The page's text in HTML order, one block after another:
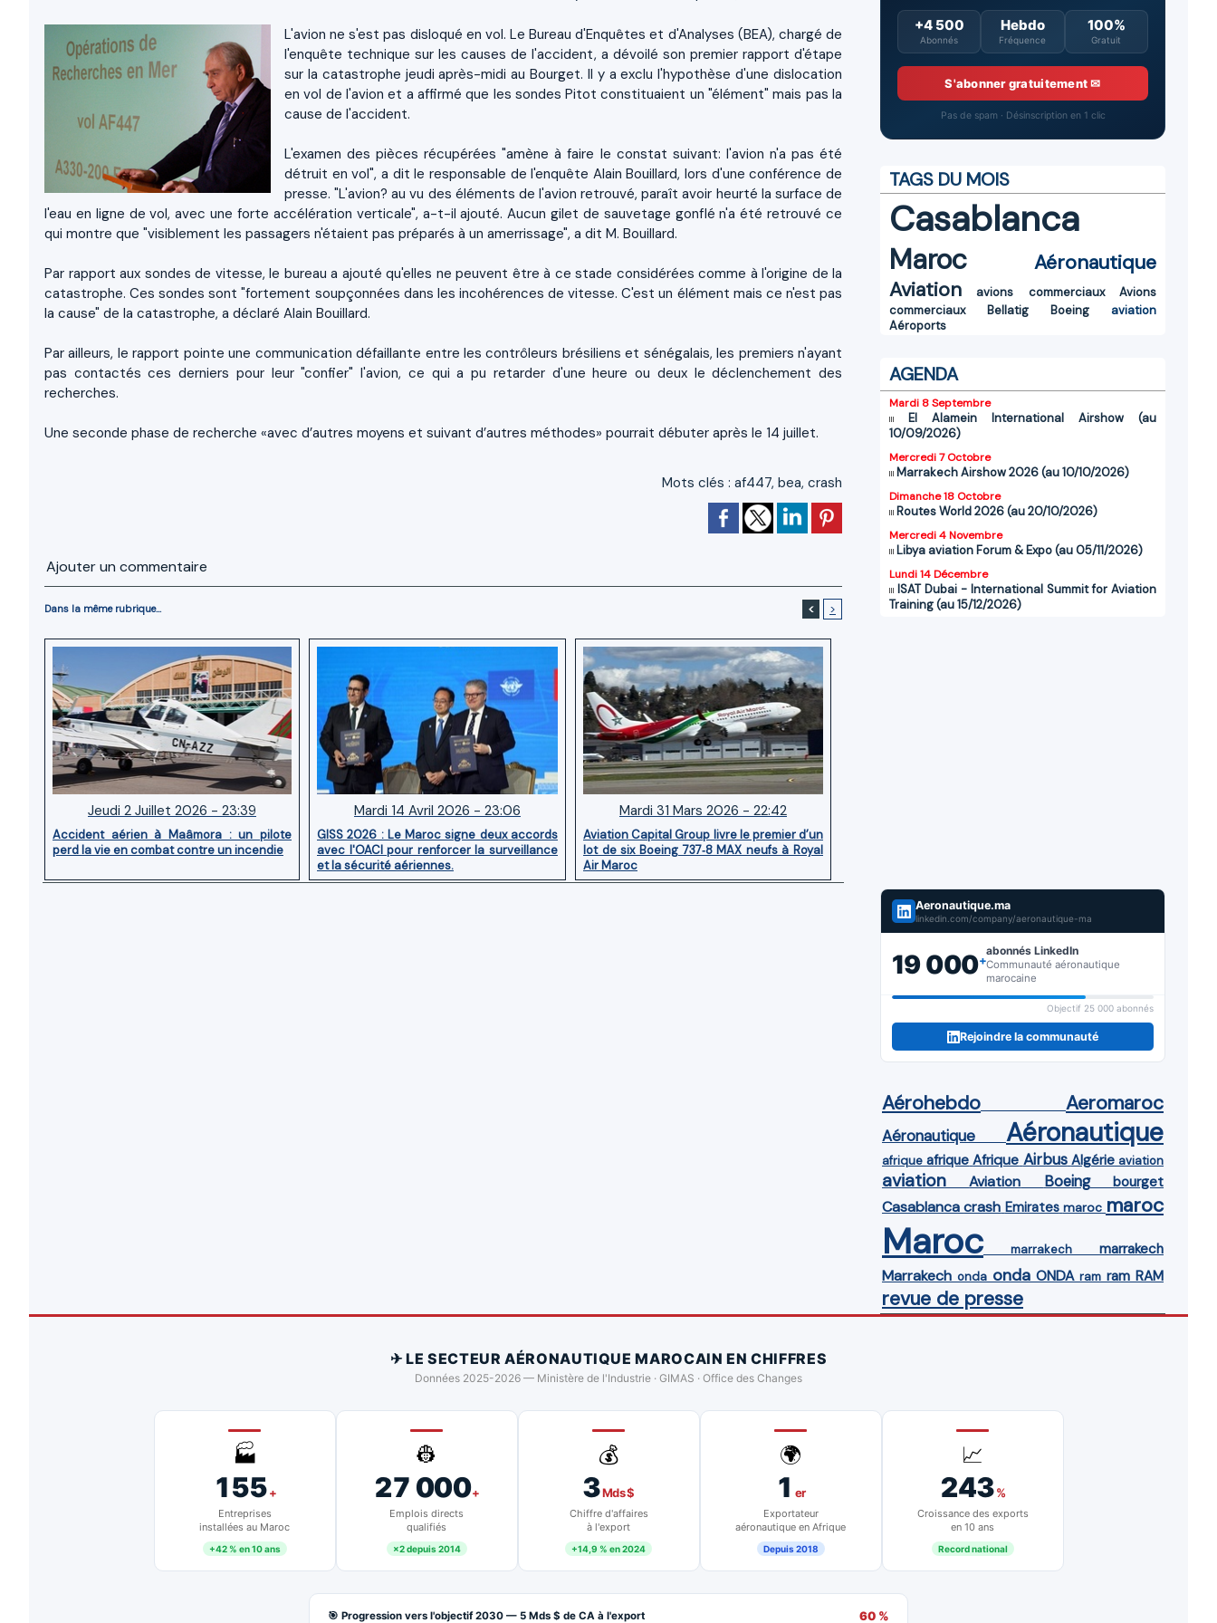
L'avion ne s'est pas disloqué en vol. Le Bureau d'Enquêtes et d'Analyses (BEA), chargé de
l'enquête technique sur les causes de l'accident, a dévoilé son premier rapport d'étape
sur la catastrophe jeudi après-midi au Bourget. Il y a exclu l'hypothèse d'une dislocation
en vol de l'avion et a affirmé que les sondes Pitot constituaient un "élément" mais pas la
cause de l'accident.
L'examen des pièces récupérées "amène à faire le constat suivant: l'avion n'a pas été
détruit en vol", a dit le responsable de l'enquête Alain Bouillard, lors d'une conférence de
presse. "L'avion? au vu des éléments de l'avion retrouvé, paraît avoir heurté la surface de
l'eau en ligne de vol, avec une forte accélération verticale", a-t-il ajouté. Aucun gilet de sauvetage gonflé n'a été retrouvé ce
qui montre que "visiblement les passagers n'étaient pas préparés à un amerrissage", a dit M. Bouillard.
Par rapport aux sondes de vitesse, le bureau a ajouté qu'elles ne peuvent être à ce stade considérées comme à l'origine de la
catastrophe. Ces sondes sont "fortement soupçonnées dans les incohérences de vitesse. C'est un élément mais ce n'est pas
la cause" de la catastrophe, a déclaré Alain Bouillard.
Par ailleurs, le rapport pointe une communication défaillante entre les contrôleurs brésiliens et sénégalais, les premiers n'ayant
pas contactés ces derniers pour leur "confier" l'avion, ce qui a pu retarder d'une heure ou deux le déclenchement des
recherches.
Une seconde phase de recherche «avec d’autres moyens et suivant d’autres méthodes» pourrait débuter après le 14 juillet.
Mots clés : af447, bea, crash
Ajouter un commentaire
Dans la même rubrique... < >
Jeudi 2 Juillet 2026 - 23:39
Accident aérien à Maâmora : un pilote
perd la vie en combat contre un incendie
Mardi 14 Avril 2026 - 23:06
GISS 2026 : Le Maroc signe deux accords
avec l'OACI pour renforcer la surveillance
et la sécurité aériennes.
Mardi 31 Mars 2026 - 22:42
Aviation Capital Group livre le premier d’un
lot de six Boeing 737‑8 MAX neufs à Royal
Air Maroc
+4 500
Abonnés
Hebdo
Fréquence
100%
Gratuit
S'abonner gratuitement ✉
Pas de spam · Désinscription en 1 clic
TAGS DU MOIS
Casablanca
Maroc
Aéronautique
Aviation
avions commerciaux
Avions
commerciaux
Bellatig Boeing
aviation
Aéroports
AGENDA
Mardi 8 Septembre
El Alamein International Airshow (au
10/09/2026)
Mercredi 7 Octobre
Marrakech Airshow 2026 (au 10/10/2026)
Dimanche 18 Octobre
Routes World 2026 (au 20/10/2026)
Mercredi 4 Novembre
Libya aviation Forum & Expo (au 05/11/2026)
Lundi 14 Décembre
ISAT Dubai - International Summit for Aviation
Training (au 15/12/2026)
Aeronautique.ma
linkedin.com/company/aeronautique-ma
19 000+
abonnés LinkedIn
Communauté aéronautique
marocaine
Objectif 25 000 abonnés
Rejoindre la communauté
Aérohebdo Aeromaroc
Aéronautique Aéronautique
afrique afrique Afrique Airbus Algérie aviation
aviation Aviation Boeing bourget
Casablanca crash Emirates maroc maroc
Maroc marrakech marrakech
Marrakech onda onda ONDA ram ram RAM
revue de presse
✈ LE SECTEUR AÉRONAUTIQUE MAROCAIN EN CHIFFRES
Données 2025-2026 — Ministère de l'Industrie · GIMAS · Office des Changes
🏭
155+
Entreprises
installées au Maroc
+42 % en 10 ans
👷
27 000+
Emplois directs
qualifiés
×2 depuis 2014
💰
3Mds $
Chiffre d'affaires
à l'export
+14,9 % en 2024
🌍
1 er
Exportateur
aéronautique en Afrique
Depuis 2018
📈
243%
Croissance des exports
en 10 ans
Record national
🎯 Progression vers l'objectif 2030 — 5 Mds $ de CA à l'export 60 %